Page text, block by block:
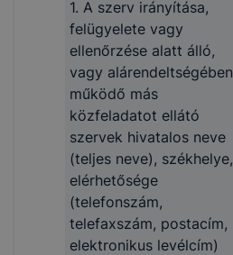
1. A szerv irányítása,
felügyelete vagy
ellenőrzése alatt álló,
vagy alárendeltségében
működő más
közfeladatot ellátó
szervek hivatalos neve
(teljes neve), székhelye,
elérhetősége
(telefonszám,
telefaxszám, postacím,
elektronikus levélcím)